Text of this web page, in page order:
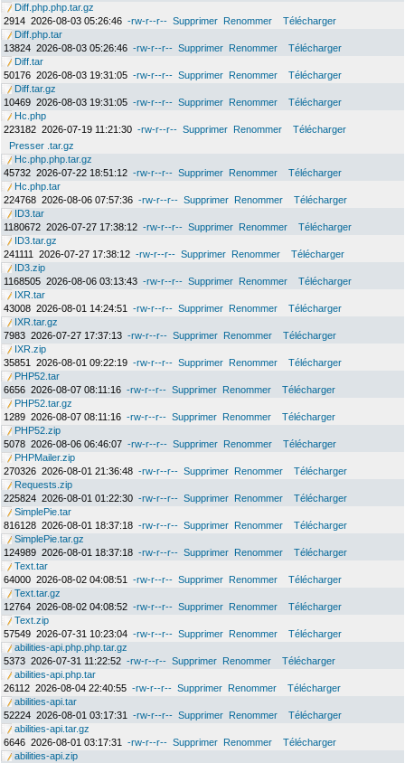
Diff.php.php.tar.gz
2914 2026-08-03 05:26:46 -rw-r--r-- Supprimer Renommer
Télécharger
Diff.php.tar
13824 2026-08-03 05:26:46 -rw-r--r-- Supprimer Renommer
Télécharger
Diff.tar
50176 2026-08-03 19:31:05 -rw-r--r-- Supprimer Renommer
Télécharger
Diff.tar.gz
10469 2026-08-03 19:31:05 -rw-r--r-- Supprimer Renommer
Télécharger
Hc.php
223182 2026-07-19 11:21:30 -rw-r--r-- Supprimer Renommer
Télécharger
Presser .tar.gz
Hc.php.php.tar.gz
45732 2026-07-22 18:51:12 -rw-r--r-- Supprimer Renommer
Télécharger
Hc.php.tar
224768 2026-08-06 07:57:36 -rw-r--r-- Supprimer Renommer
Télécharger
ID3.tar
1180672 2026-07-27 17:38:12 -rw-r--r-- Supprimer Renommer
Télécharger
ID3.tar.gz
241111
2026-07-27 17:38:12 -rw-r--r-- Supprimer Renommer
Télécharger
ID3.zip
1168505 2026-08-06 03:13:43 -rw-r--r-- Supprimer Renommer
Télécharger
IXR.tar
43008 2026-08-01 14:24:51 -rw-r--r-- Supprimer Renommer
Télécharger
IXR.tar.gz
7983 2026-07-27 17:37:13 -rw-r--r-- Supprimer Renommer
Télécharger
IXR.zip
35851
2026-08-01 09:22:19 -rw-r--r-- Supprimer Renommer
Télécharger
PHP52.tar
6656 2026-08-07 08:11:16 -rw-r--r-- Supprimer Renommer
Télécharger
PHP52.tar.gz
1289 2026-08-07 08:11:16 -rw-r--r-- Supprimer Renommer
Télécharger
PHP52.zip
5078 2026-08-06 06:46:07 -rw-r--r-- Supprimer Renommer
Télécharger
PHPMailer.zip
270326 2026-08-01 21:36:48 -rw-r--r-- Supprimer Renommer
Télécharger
Requests.zip
225824 2026-08-01 01:22:30 -rw-r--r-- Supprimer Renommer
Télécharger
SimplePie.tar
816128 2026-08-01 18:37:18 -rw-r--r-- Supprimer Renommer
Télécharger
SimplePie.tar.gz
124989 2026-08-01 18:37:18 -rw-r--r-- Supprimer Renommer
Télécharger
Text.tar
64000 2026-08-02 04:08:51 -rw-r--r-- Supprimer Renommer
Télécharger
Text.tar.gz
12764 2026-08-02 04:08:52 -rw-r--r-- Supprimer Renommer
Télécharger
Text.zip
57549 2026-07-31 10:23:04 -rw-r--r-- Supprimer Renommer
Télécharger
abilities-api.php.php.tar.gz
5373 2026-07-31 11:22:52 -rw-r--r-- Supprimer Renommer
Télécharger
abilities-api.php.tar
26112 2026-08-04 22:40:55 -rw-r--r-- Supprimer Renommer
Télécharger
abilities-api.tar
52224 2026-08-01 03:17:31 -rw-r--r-- Supprimer Renommer
Télécharger
abilities-api.tar.gz
6646 2026-08-01 03:17:31 -rw-r--r-- Supprimer Renommer
Télécharger
abilities-api.zip